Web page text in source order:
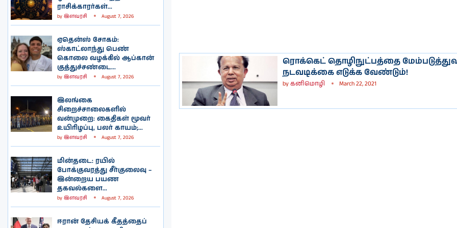
ராசிக்காரர்கள்...
by இளவரசி August 7, 2026
ஏதென்ஸ் சோகம்:
ஸ்காட்லாந்து பெண்
கொலை வழக்கில் ஆப்கான்
குத்துச்சண்டை...
by இளவரசி August 7, 2026
இலங்கை
சிறைச்சாலைகளில்
வன்முறை: கைதிகள் மூவர்
உயிரிழப்பு, பலர் காயம்;...
by இளவரசி August 7, 2026
மின்தடை: ரயில்
போக்குவரத்து சீர்குலைவு –
இன்றைய பயண
தகவல்களை...
by இளவரசி August 7, 2026
ஈரான் தேசியக் கீதத்தைப்
ரொக்கெட் தொழிநுட்பத்தை
நடவடிக்கை எடுக்க வேண்டும்!
byகனிமொழி March 22, 2021